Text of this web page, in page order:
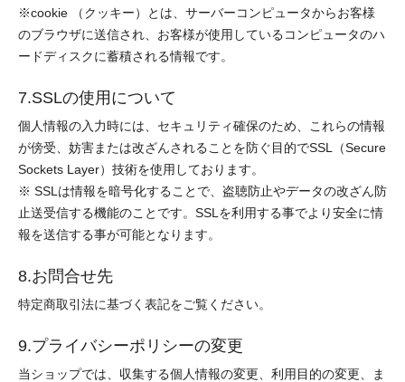
※cookie （クッキー）とは、サーバーコンピュータからお客様
のブラウザに送信され、お客様が使用しているコンピュータのハ
ードディスクに蓄積される情報です。
7.SSLの使用について
個人情報の入力時には、セキュリティ確保のため、これらの情報
が傍受、妨害または改ざんされることを防ぐ目的でSSL（Secure
Sockets Layer）技術を使用しております。
※ SSLは情報を暗号化することで、盗聴防止やデータの改ざん防
止送受信する機能のことです。SSLを利用する事でより安全に情
報を送信する事が可能となります。
8.お問合せ先
特定商取引法に基づく表記をご覧ください。
9.プライバシーポリシーの変更
当ショップでは、収集する個人情報の変更、利用目的の変更、ま